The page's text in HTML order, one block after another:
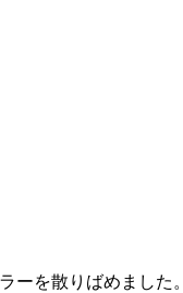
ーを散りばめました。